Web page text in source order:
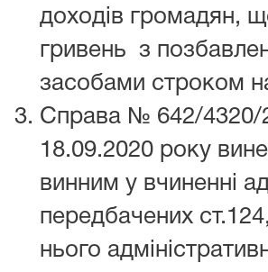
доходів громадян,
гривень з
засобами строком
Справа № 642/4320/
18.09.2020 року
винним у вчиненні
передбачених
нього